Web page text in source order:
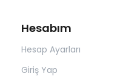
Hesabım
Hesap Ayarları
Giriş Yap